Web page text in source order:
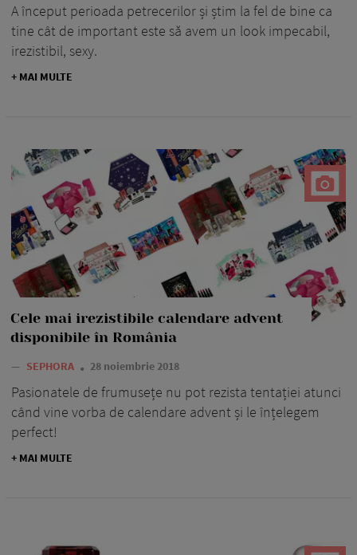
A început perioada petrecerilor și știm la fel de bine ca
tine cât de important este să avem un look impecabil,
irezistibil, sexy.
+ MAI MULTE
Cele mai irezistibile calendare advent
disponibile în România
— SEPHORA 28 noiembrie 2018
Pasionatele de frumusețe nu pot rezista tentației atunci
când vine vorba de calendare advent și le înțelegem
perfect!
+ MAI MULTE